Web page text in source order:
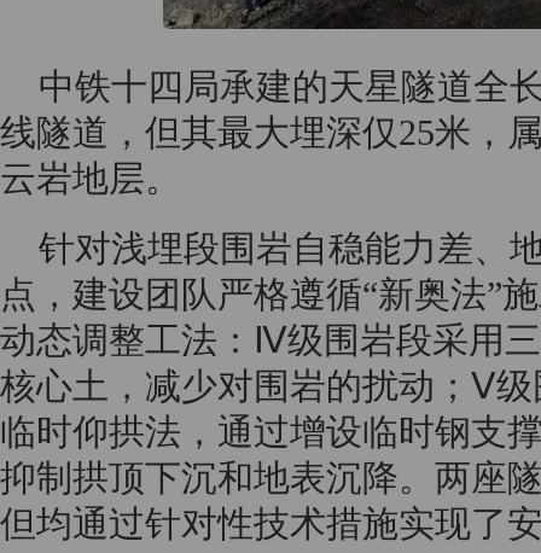
中铁十四局承建的天星隧道全
线隧道，但其最大埋深仅25米，
云岩地层。
针对浅埋段围岩自稳能力差、
点，建设团队严格遵循“新奥法”
动态调整工法：Ⅳ级围岩段采用
核心土，减少对围岩的扰动；Ⅴ
临时仰拱法，通过增设临时钢支
抑制拱顶下沉和地表沉降。两座
但均通过针对性技术措施实现了